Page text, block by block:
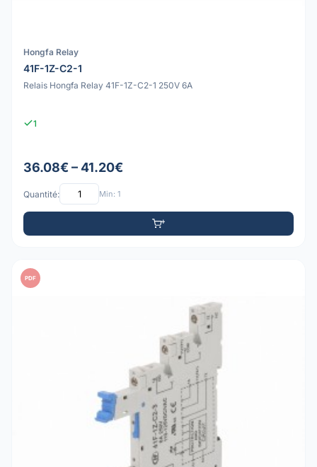
Hongfa Relay
41F-1Z-C2-1
Relais Hongfa Relay 41F-1Z-C2-1 250V 6A
1
36.08€ – 41.20€
Quantité: Min: 1
PDF